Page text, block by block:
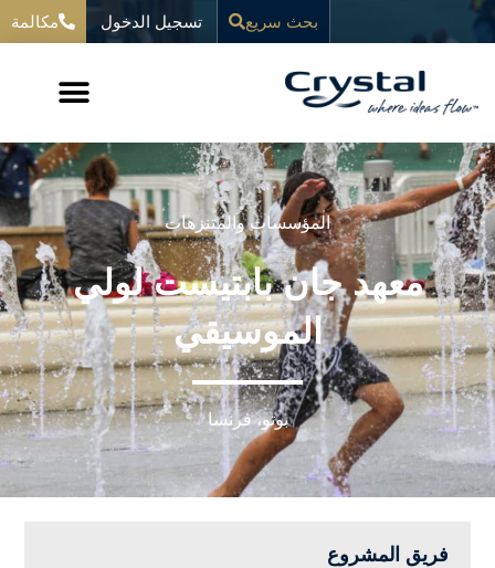
المحتوى
تخطي
بحث سريع تسجيل الدخول مكالمة
المؤسسات والمتنزهات
معهد جان بابتيست لولي
الموسيقي
بوتو، فرنسا
فريق المشروع